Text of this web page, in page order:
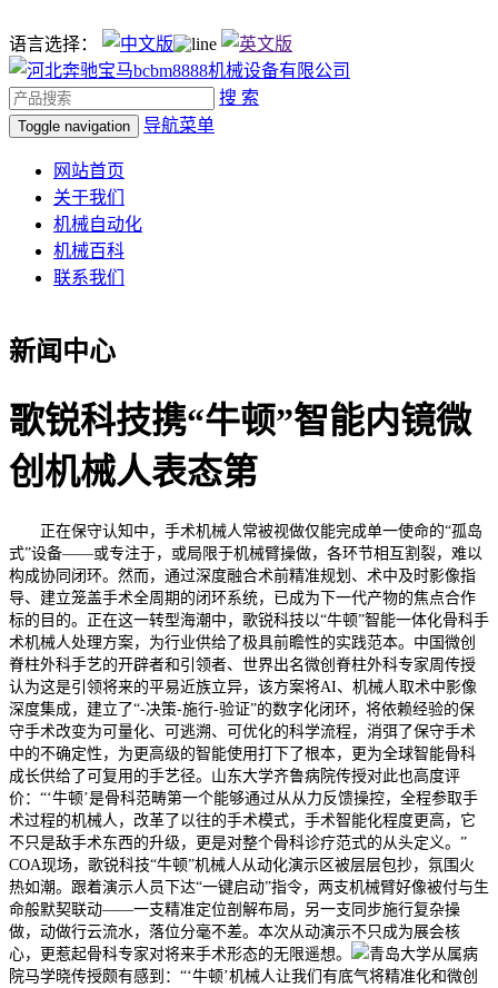
语言选择：
搜 索
Toggle navigation 导航菜单
网站首页
关于我们
机械自动化
机械百科
联系我们
新闻中心
歌锐科技携“牛顿”智能内镜微
创机械人表态第
正在保守认知中，手术机械人常被视做仅能完成单一使命的“孤岛
式”设备——或专注于，或局限于机械臂操做，各环节相互割裂，难以
构成协同闭环。然而，通过深度融合术前精准规划、术中及时影像指
导、建立笼盖手术全周期的闭环系统，已成为下一代产物的焦点合作
标的目的。正在这一转型海潮中，歌锐科技以“牛顿”智能一体化骨科手
术机械人处理方案，为行业供给了极具前瞻性的实践范本。中国微创
脊柱外科手艺的开辟者和引领者、世界出名微创脊柱外科专家周传授
认为这是引领将来的平易近族立异，该方案将AI、机械人取术中影像
深度集成，建立了“-决策-施行-验证”的数字化闭环，将依赖经验的保
守手术改变为可量化、可逃溯、可优化的科学流程，消弭了保守手术
中的不确定性，为更高级的智能使用打下了根本，更为全球智能骨科
成长供给了可复用的手艺径。山东大学齐鲁病院传授对此也高度评
价：“‘牛顿’是骨科范畴第一个能够通过从从力反馈操控，全程参取手
术过程的机械人，改革了以往的手术模式，手术智能化程度更高，它
不只是敌手术东西的升级，更是对整个骨科诊疗范式的从头定义。”
COA现场，歌锐科技“牛顿”机械人从动化演示区被层层包抄，氛围火
热如潮。跟着演示人员下达“一键启动”指令，两支机械臂好像被付与生
命般默契联动——一支精准定位剖解布局，另一支同步施行复杂操
做，动做行云流水，落位分毫不差。本次从动演示不只成为展会核
心，更惹起骨科专家对将来手术形态的无限遥想。
青岛大学从属病
院马学晓传授颇有感到：“‘牛顿’机械人让我们有底气将精准化和微创